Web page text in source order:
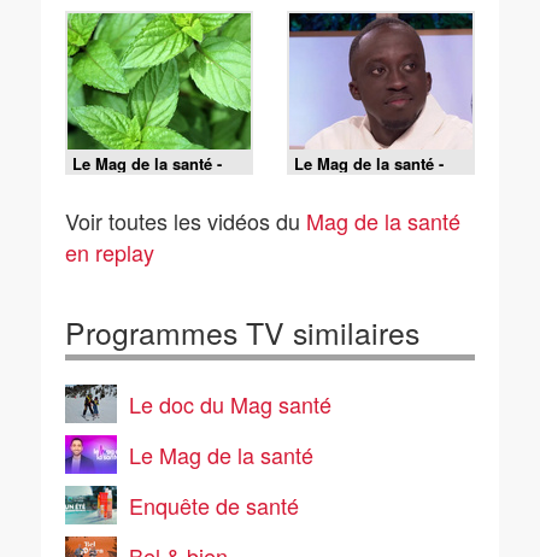
Le Mag de la santé -
17/06/2026
Le Mag de la santé -
16/06/2026
Voir toutes les vidéos du Mag de la santé
en replay
Programmes TV similaires
Le doc du Mag santé
Le Mag de la santé
Enquête de santé